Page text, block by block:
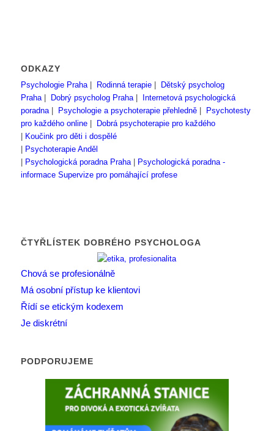
ODKAZY
Psychologie Praha| Rodinná terapie|
Dětský psycholog
Praha| Dobrý psycholog Praha|
Internetová psychologická
poradna| Psychologie a psychoterapie přehledně|
Psychotesty
pro každého online|
Dobrá psychoterapie pro každého
Koučink pro děti i dospělé
Psychoterapie Anděl
Psychologická poradna Praha|
Psychologická poradna -
informace Supervize pro pomáhající profese
ČTYŘLÍSTEK DOBRÉHO PSYCHOLOGA
Chová se profesionálně
Má osobní přístup ke klientovi
Řídí se etickým kodexem
Je diskrétní
PODPORUJEME